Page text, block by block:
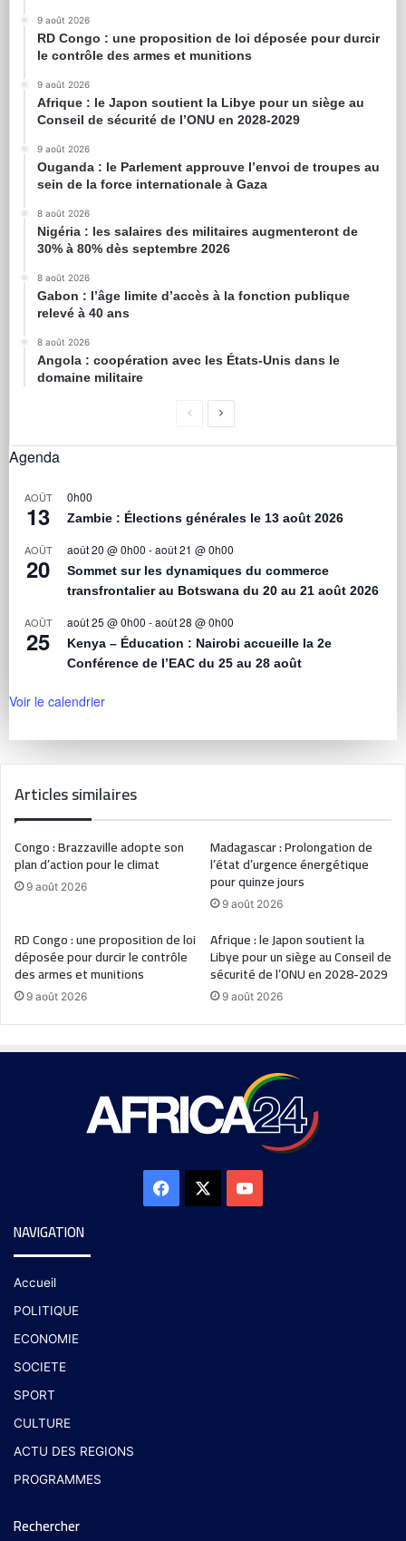
9 août 2026
RD Congo : une proposition de loi déposée pour durcir
le contrôle des armes et munitions
9 août 2026
Afrique : le Japon soutient la Libye pour un siège au
Conseil de sécurité de l’ONU en 2028-2029
9 août 2026
Ouganda : le Parlement approuve l’envoi de troupes au
sein de la force internationale à Gaza
8 août 2026
Nigéria : les salaires des militaires augmenteront de
30% à 80% dès septembre 2026
8 août 2026
Gabon : l’âge limite d’accès à la fonction publique
relevé à 40 ans
8 août 2026
Angola : coopération avec les États-Unis dans le
domaine militaire
Agenda
AOÛT
13
0h00
Zambie : Élections générales le 13 août 2026
AOÛT
20
août 20 @ 0h00 -août 21 @ 0h00
Sommet sur les dynamiques du commerce
transfrontalier au Botswana du 20 au 21 août 2026
AOÛT
25
août 25 @ 0h00 -août 28 @ 0h00
Kenya – Éducation : Nairobi accueille la 2e
Conférence de l’EAC du 25 au 28 août
Voir le calendrier
Articles similaires
Congo : Brazzaville adopte son
plan d’action pour le climat
9 août 2026
Madagascar : Prolongation de
l’état d’urgence énergétique
pour quinze jours
9 août 2026
RD Congo : une proposition de loi
déposée pour durcir le contrôle
des armes et munitions
9 août 2026
Afrique : le Japon soutient la
Libye pour un siège au Conseil de
sécurité de l’ONU en 2028-2029
9 août 2026
NAVIGATION
Accueil
POLITIQUE
ECONOMIE
SOCIETE
SPORT
CULTURE
ACTU DES REGIONS
PROGRAMMES
Rechercher